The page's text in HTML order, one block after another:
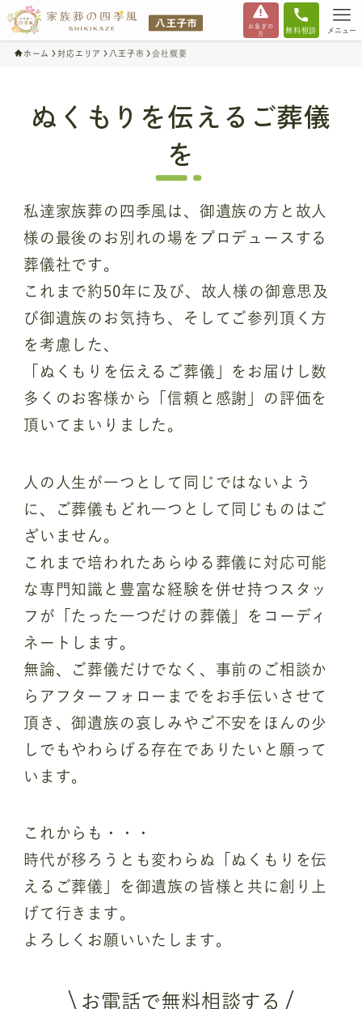
お急ぎの
方
無料相談 メニュー
ホーム 対応エリア 八王子市 会社概要
ぬくもりを伝えるご葬儀
を
私達家族葬の四季風は、御遺族の方と故人
様の最後のお別れの場をプロデュースする
葬儀社です。
これまで約50年に及び、故人様の御意思及
び御遺族のお気持ち、そしてご参列頂く方
を考慮した、
「ぬくもりを伝えるご葬儀」をお届けし数
多くのお客様から「信頼と感謝」の評価を
頂いてまいりました。
人の人生が一つとして同じではないよう
に、ご葬儀もどれ一つとして同じものはご
ざいません。
これまで培われたあらゆる葬儀に対応可能
な専門知識と豊富な経験を併せ持つスタッ
フが「たった一つだけの葬儀」をコーディ
ネートします。
無論、ご葬儀だけでなく、事前のご相談か
らアフターフォローまでをお手伝いさせて
頂き、御遺族の哀しみやご不安をほんの少
しでもやわらげる存在でありたいと願って
います。
これからも・・・
時代が移ろうとも変わらぬ「ぬくもりを伝
えるご葬儀」を御遺族の皆様と共に創り上
げて行きます。
よろしくお願いいたします。
お電話で無料相談する